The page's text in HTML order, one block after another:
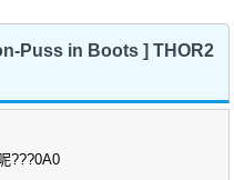
Puss in Boots ] THOR2
???0A0